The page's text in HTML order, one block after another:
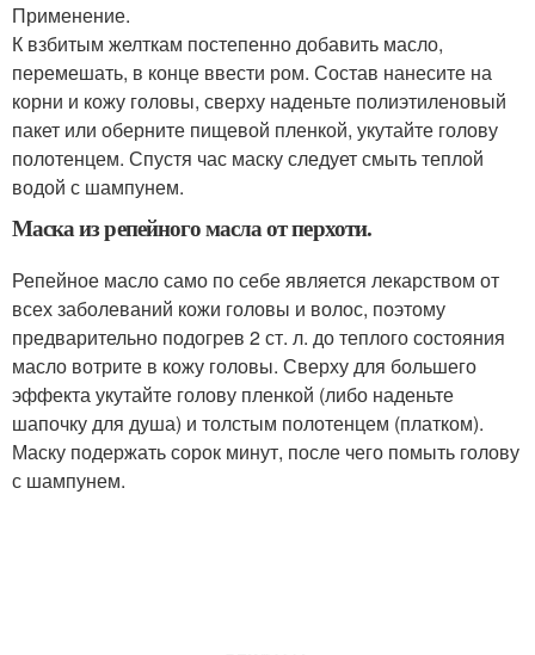
Применение.
К взбитым желткам постепенно добавить масло,
перемешать, в конце ввести ром. Состав нанесите на
корни и кожу головы, сверху наденьте полиэтиленовый
пакет или оберните пищевой пленкой, укутайте голову
полотенцем. Спустя час маску следует смыть теплой
водой с шампунем.
Маска из репейного масла от перхоти.
Репейное масло само по себе является лекарством от
всех заболеваний кожи головы и волос, поэтому
предварительно подогрев 2 ст. л. до теплого состояния
масло вотрите в кожу головы. Сверху для большего
эффекта укутайте голову пленкой (либо наденьте
шапочку для душа) и толстым полотенцем (платком).
Маску подержать сорок минут, после чего помыть голову
с шампунем.